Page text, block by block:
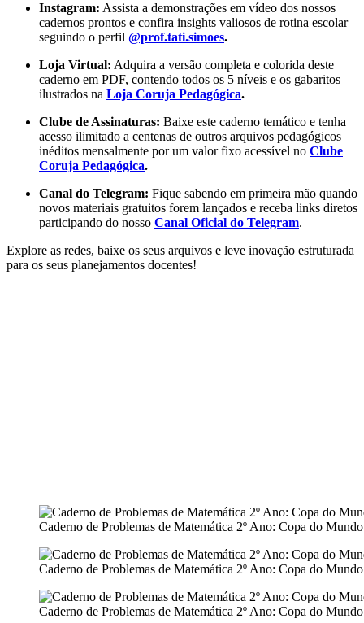
Instagram: Assista a demonstrações em vídeo dos nossos
cadernos prontos e confira insights valiosos de rotina escolar
seguindo o perfil @prof.tati.simoes.
Loja Virtual: Adquira a versão completa e colorida deste
caderno em PDF, contendo todos os 5 níveis e os gabaritos
ilustrados na Loja Coruja Pedagógica.
Clube de Assinaturas: Baixe este caderno temático e tenha
acesso ilimitado a centenas de outros arquivos pedagógicos
inéditos mensalmente por um valor fixo acessível no Clube
Coruja Pedagógica.
Canal do Telegram: Fique sabendo em primeira mão quando
novos materiais gratuitos forem lançados e receba links diretos
participando do nosso Canal Oficial do Telegram.
Explore as redes, baixe os seus arquivos e leve inovação estruturada
para os seus planejamentos docentes!
Caderno de Problemas de Matemática 2º Ano: Copa do Mundo
Caderno de Problemas de Matemática 2º Ano: Copa do Mundo
Caderno de Problemas de Matemática 2º Ano: Copa do Mundo